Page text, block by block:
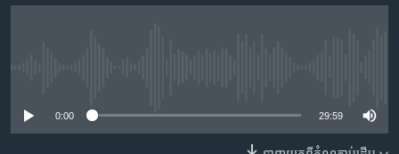
រំលង​
0:00 29:59